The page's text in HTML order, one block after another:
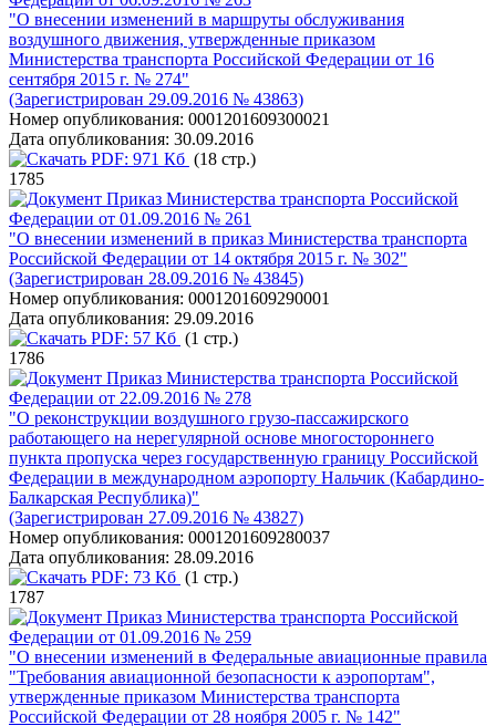
"О внесении изменений в маршруты обслуживания
воздушного движения, утвержденные приказом
Министерства транспорта Российской Федерации от 16
сентября 2015 г. № 274"
(Зарегистрирован 29.09.2016 № 43863)
Номер опубликования: 0001201609300021
Дата опубликования: 30.09.2016
PDF: 971 Кб (18 стр.)
1785
Приказ Министерства транспорта Российской
Федерации от 01.09.2016 № 261
"О внесении изменений в приказ Министерства транспорта
Российской Федерации от 14 октября 2015 г. № 302"
(Зарегистрирован 28.09.2016 № 43845)
Номер опубликования: 0001201609290001
Дата опубликования: 29.09.2016
PDF: 57 Кб (1 стр.)
1786
Приказ Министерства транспорта Российской
Федерации от 22.09.2016 № 278
"О реконструкции воздушного грузо-пассажирского
работающего на нерегулярной основе многостороннего
пункта пропуска через государственную границу Российской
Федерации в международном аэропорту Нальчик (Кабардино-
Балкарская Республика)"
(Зарегистрирован 27.09.2016 № 43827)
Номер опубликования: 0001201609280037
Дата опубликования: 28.09.2016
PDF: 73 Кб (1 стр.)
1787
Приказ Министерства транспорта Российской
Федерации от 01.09.2016 № 259
"О внесении изменений в Федеральные авиационные правила
"Требования авиационной безопасности к аэропортам",
утвержденные приказом Министерства транспорта
Российской Федерации от 28 ноября 2005 г. № 142"